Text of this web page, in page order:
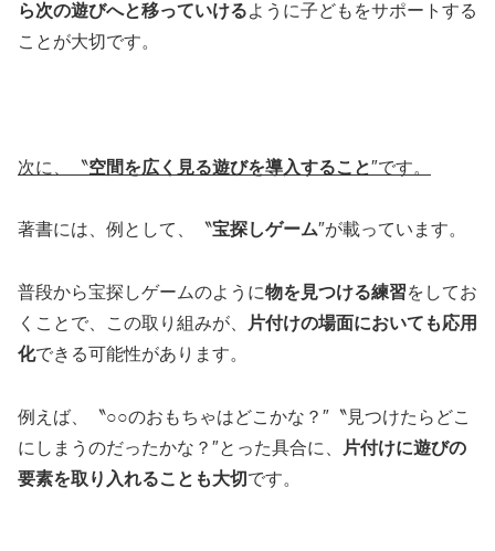
ら次の遊びへと移っていけるように子どもをサポートする
ことが大切です。
次に、〝空間を広く見る遊びを導入すること″です。
著書には、例として、〝宝探しゲーム″が載っています。
普段から宝探しゲームのように物を見つける練習をしてお
くことで、この取り組みが、
片付けの場面においても応用
化できる可能性があります。
例えば、〝○○のおもちゃはどこかな？″〝見つけたらどこ
にしまうのだったかな？″とった具合に、
片付けに遊びの
要素を取り入れることも大切 です。